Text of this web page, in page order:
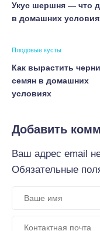
Укус шершня — что
в домашних
Плодовые кусты
Как вырастить
семян в домашних
условиях
Добавить
Ваш адрес email
Обязательные